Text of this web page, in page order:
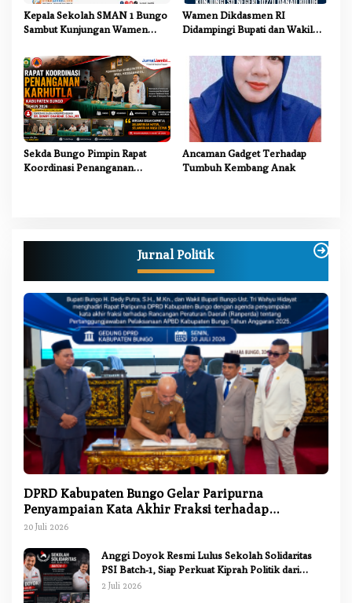
Kepala Sekolah SMAN 1 Bungo
Sambut Kunjungan Wamen
PJJ untuk Anak Putus Sekolah
Wamen Dikdasmen RI
Didampingi Bupati dan Wakil
SD Negeri 107/II Danau Buluh
Sekda Bungo Pimpin Rapat
Koordinasi Penanganan
Ancaman Gadget Terhadap
Tumbuh Kembang Anak
Jurnal Politik
DPRD Kabupaten Bungo Gelar Paripurna
Penyampaian Kata Akhir Fraksi terhadap
Ranperda Pertanggungjawaban APBD 2025
20 Juli 2026
Anggi Doyok Resmi Lulus Sekolah Solidaritas
PSI Batch-1, Siap Perkuat Kiprah Politik dari
Daerah
2 Juli 2026